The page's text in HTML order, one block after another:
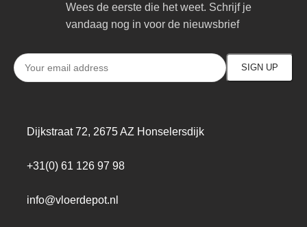
Wees de eerste die het weet. Schrijf je
vandaag nog in voor de nieuwsbrief
Dijkstraat 72, 2675 AZ Honselersdijk
+31(0) 61 126 97 98
info@vloerdepot.nl